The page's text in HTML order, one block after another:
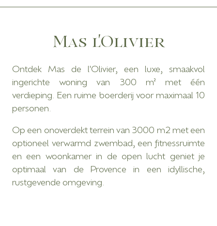
Mas l'Olivier
Ontdek Mas de l'Olivier, een luxe, smaakvol
ingerichte woning van 300 m² met één
verdieping. Een ruime boerderij voor maximaal 10
personen.
Op een onoverdekt terrein van 3000 m2 met een
optioneel verwarmd zwembad, een fitnessruimte
en een woonkamer in de open lucht geniet je
optimaal van de Provence in een idyllische,
rustgevende omgeving.